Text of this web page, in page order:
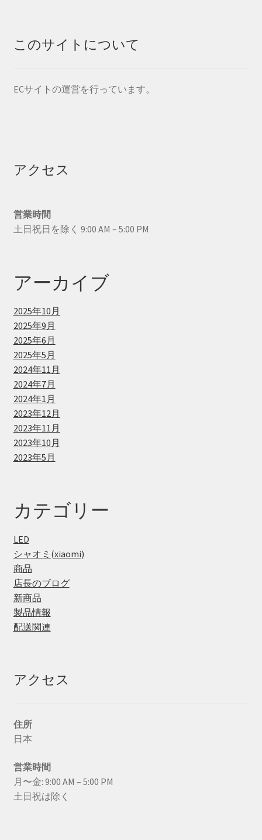
このサイトについて
ECサイトの運営を行っています。
アクセス
営業時間
土日祝日を除く 9:00 AM – 5:00 PM
アーカイブ
2025年10月
2025年9月
2025年6月
2025年5月
2024年11月
2024年7月
2024年1月
2023年12月
2023年11月
2023年10月
2023年5月
カテゴリー
LED
シャオミ(xiaomi)
商品
店長のブログ
新商品
製品情報
配送関連
アクセス
住所
日本
営業時間
月〜金: 9:00 AM – 5:00 PM
土日祝は除く